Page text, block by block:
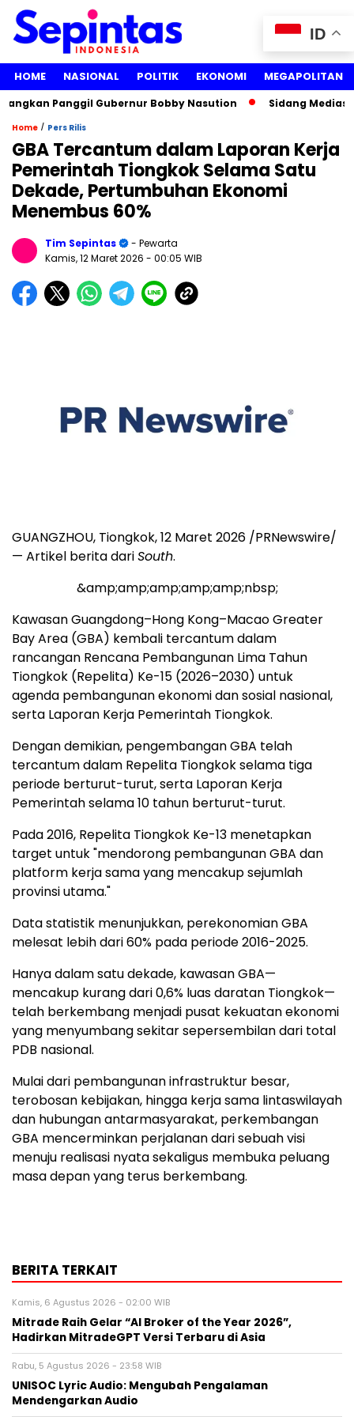
HOME NASIONAL POLITIK EKONOMI MEGAPOLITAN
Panggil Gubernur Bobby Nasution Sidang Mediasi
Home / Pers Rilis
GBA Tercantum dalam Laporan Kerja
Pemerintah Tiongkok Selama Satu
Dekade, Pertumbuhan Ekonomi
Menembus 60%
Tim Sepintas
- Pewarta
Kamis, 12 Maret 2026 - 00:05 WIB
GUANGZHOU, Tiongkok,12 Maret 2026 /PRNewswire/
— Artikel berita dariSouth.
&amp;amp;amp;amp;amp;nbsp;
Kawasan Guangdong–Hong Kong–Macao Greater
Bay Area (GBA) kembali tercantum dalam
rancangan Rencana Pembangunan Lima Tahun
Tiongkok (Repelita) Ke-15 (2026–2030) untuk
agenda pembangunan ekonomi dan sosial nasional,
serta Laporan Kerja Pemerintah Tiongkok.
Dengan demikian, pengembangan GBA telah
tercantum dalam Repelita Tiongkok selama tiga
periode berturut-turut, serta Laporan Kerja
Pemerintah selama 10 tahun berturut-turut.
Pada 2016, Repelita Tiongkok Ke-13 menetapkan
target untuk "mendorong pembangunan GBA dan
platform kerja sama yang mencakup sejumlah
provinsi utama."
Data statistik menunjukkan, perekonomian GBA
melesat lebih dari 60% pada periode 2016-2025.
Hanya dalam satu dekade, kawasan GBA—
mencakup kurang dari 0,6% luas daratan Tiongkok—
telah berkembang menjadi pusat kekuatan ekonomi
yang menyumbang sekitar sepersembilan dari total
PDB nasional.
Mulai dari pembangunan infrastruktur besar,
terobosan kebijakan, hingga kerja sama lintaswilayah
dan hubungan antarmasyarakat, perkembangan
GBA mencerminkan perjalanan dari sebuah visi
menuju realisasi nyata sekaligus membuka peluang
masa depan yang terus berkembang.
BERITA TERKAIT
Kamis, 6 Agustus 2026 - 02:00 WIB
Mitrade Raih Gelar “AI Broker of the Year 2026”,
Hadirkan MitradeGPT Versi Terbaru di Asia
Rabu, 5 Agustus 2026 - 23:58 WIB
UNISOC Lyric Audio: Mengubah Pengalaman
Mendengarkan Audio
ID